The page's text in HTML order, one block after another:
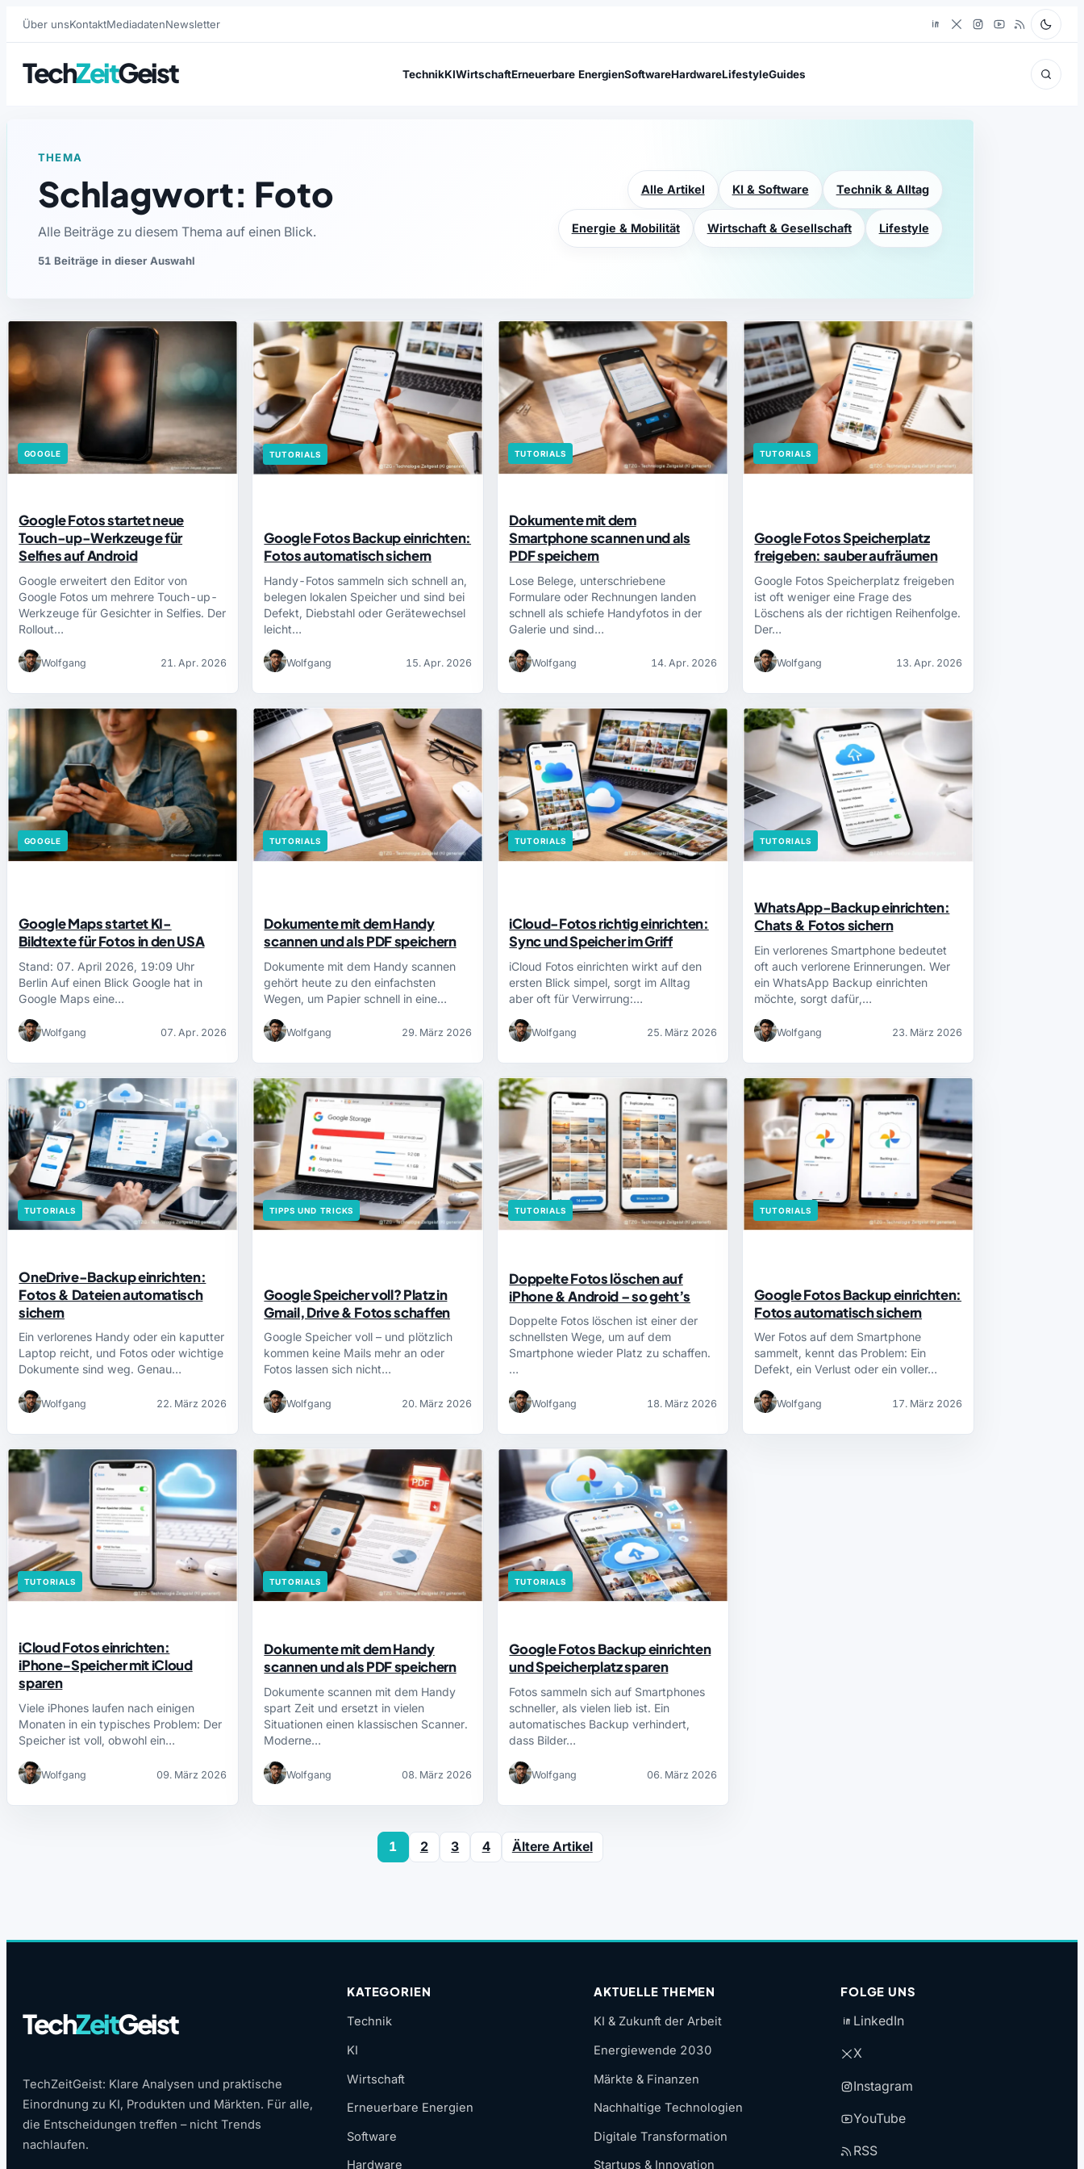
Über unsKontaktMediadatenNewsletter
TechZeitGeist TechnikKIWirtschaftErneuerbare EnergienSoftwareHardwareLifestyleGuides
THEMA
Schlagwort: Foto
Alle Beiträge zu diesem Thema auf einen Blick.
51 Beiträge in dieser Auswahl
Alle Artikel KI & Software Technik & Alltag
Energie & Mobilität Wirtschaft & Gesellschaft Lifestyle
GOOGLE
Google Fotos startet neue
Touch-up-Werkzeuge für
Selfies auf Android
Google erweitert den Editor von
Google Fotos um mehrere Touch-up-
Werkzeuge für Gesichter in Selfies. Der
Rollout…
Wolfgang 21. Apr. 2026
TUTORIALS
Google Fotos Backup einrichten:
Fotos automatisch sichern
Handy-Fotos sammeln sich schnell an,
belegen lokalen Speicher und sind bei
Defekt, Diebstahl oder Gerätewechsel
leicht…
Wolfgang 15. Apr. 2026
TUTORIALS
Dokumente mit dem
Smartphone scannen und als
PDF speichern
Lose Belege, unterschriebene
Formulare oder Rechnungen landen
schnell als schiefe Handyfotos in der
Galerie und sind…
Wolfgang 14. Apr. 2026
TUTORIALS
Google Fotos Speicherplatz
freigeben: sauber aufräumen
Google Fotos Speicherplatz freigeben
ist oft weniger eine Frage des
Löschens als der richtigen Reihenfolge.
Der…
Wolfgang 13. Apr. 2026
GOOGLE
Google Maps startet KI-
Bildtexte für Fotos in den USA
Stand: 07. April 2026, 19:09 Uhr
Berlin Auf einen Blick Google hat in
Google Maps eine…
Wolfgang 07. Apr. 2026
TUTORIALS
Dokumente mit dem Handy
scannen und als PDF speichern
Dokumente mit dem Handy scannen
gehört heute zu den einfachsten
Wegen, um Papier schnell in eine…
Wolfgang 29. März 2026
TUTORIALS
iCloud-Fotos richtig einrichten:
Sync und Speicher im Griff
iCloud Fotos einrichten wirkt auf den
ersten Blick simpel, sorgt im Alltag
aber oft für Verwirrung:…
Wolfgang 25. März 2026
TUTORIALS
WhatsApp-Backup einrichten:
Chats & Fotos sichern
Ein verlorenes Smartphone bedeutet
oft auch verlorene Erinnerungen. Wer
ein WhatsApp Backup einrichten
möchte, sorgt dafür,…
Wolfgang 23. März 2026
TUTORIALS
OneDrive-Backup einrichten:
Fotos & Dateien automatisch
sichern
Ein verlorenes Handy oder ein kaputter
Laptop reicht, und Fotos oder wichtige
Dokumente sind weg. Genau…
Wolfgang 22. März 2026
TIPPS UND TRICKS
Google Speicher voll? Platz in
Gmail, Drive & Fotos schaffen
Google Speicher voll – und plötzlich
kommen keine Mails mehr an oder
Fotos lassen sich nicht…
Wolfgang 20. März 2026
TUTORIALS
Doppelte Fotos löschen auf
iPhone & Android – so geht’s
Doppelte Fotos löschen ist einer der
schnellsten Wege, um auf dem
Smartphone wieder Platz zu schaffen.
…
Wolfgang 18. März 2026
TUTORIALS
Google Fotos Backup einrichten:
Fotos automatisch sichern
Wer Fotos auf dem Smartphone
sammelt, kennt das Problem: Ein
Defekt, ein Verlust oder ein voller…
Wolfgang 17. März 2026
TUTORIALS
iCloud Fotos einrichten:
iPhone‑Speicher mit iCloud
sparen
Viele iPhones laufen nach einigen
Monaten in ein typisches Problem: Der
Speicher ist voll, obwohl ein…
Wolfgang 09. März 2026
TUTORIALS
Dokumente mit dem Handy
scannen und als PDF speichern
Dokumente scannen mit dem Handy
spart Zeit und ersetzt in vielen
Situationen einen klassischen Scanner.
Moderne…
Wolfgang 08. März 2026
TUTORIALS
Google Fotos Backup einrichten
und Speicherplatz sparen
Fotos sammeln sich auf Smartphones
schneller, als vielen lieb ist. Ein
automatisches Backup verhindert,
dass Bilder…
Wolfgang 06. März 2026
1 2 3 4 Ältere Artikel
TechZeitGeist
TechZeitGeist: Klare Analysen und praktische
Einordnung zu KI, Produkten und Märkten. Für alle,
die Entscheidungen treffen – nicht Trends
nachlaufen.
KATEGORIEN
Technik
KI
Wirtschaft
Erneuerbare Energien
Software
Hardware
AKTUELLE THEMEN
KI & Zukunft der Arbeit
Energiewende 2030
Märkte & Finanzen
Nachhaltige Technologien
Digitale Transformation
Startups & Innovation
FOLGE UNS
LinkedIn
X
Instagram
YouTube
RSS